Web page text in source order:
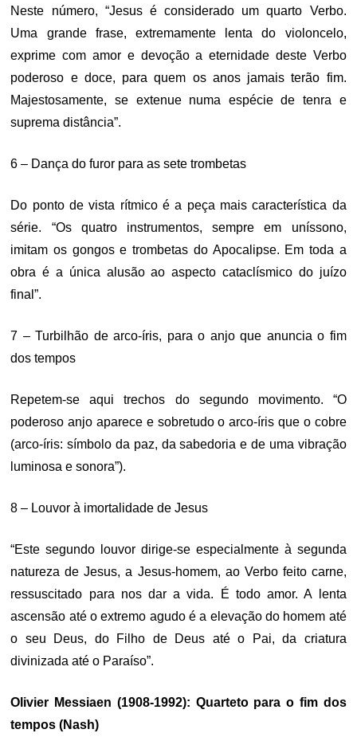
Neste número, “Jesus é considerado um quarto Verbo.
Uma grande frase, extremamente lenta do violoncelo,
exprime com amor e devoção a eternidade deste Verbo
poderoso e doce, para quem os anos jamais terão fim.
Majestosamente, se extenue numa espécie de tenra e
suprema distância”.
6 – Dança do furor para as sete trombetas
Do ponto de vista rítmico é a peça mais característica da
série. “Os quatro instrumentos, sempre em uníssono,
imitam os gongos e trombetas do Apocalipse. Em toda a
obra é a única alusão ao aspecto cataclísmico do juízo
final”.
7 – Turbilhão de arco-íris, para o anjo que anuncia o fim
dos tempos
Repetem-se aqui trechos do segundo movimento. “O
poderoso anjo aparece e sobretudo o arco-íris que o cobre
(arco-íris: símbolo da paz, da sabedoria e de uma vibração
luminosa e sonora”).
8 – Louvor à imortalidade de Jesus
“Este segundo louvor dirige-se especialmente à segunda
natureza de Jesus, a Jesus-homem, ao Verbo feito carne,
ressuscitado para nos dar a vida. É todo amor. A lenta
ascensão até o extremo agudo é a elevação do homem até
o seu Deus, do Filho de Deus até o Pai, da criatura
divinizada até o Paraíso”.
Olivier Messiaen (1908-1992): Quarteto para o fim dos
tempos (Nash)